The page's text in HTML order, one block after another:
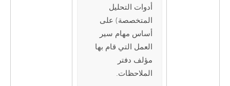
أدوات التحليل
المتخصصة) على
أساس مهام سير
العمل التي قام بها
مؤلف دفتر
الملاحظات.